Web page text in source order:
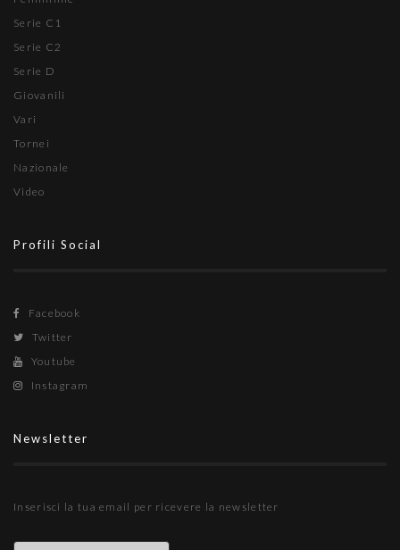
Serie C1
Serie C2
Serie D
Giovanili
Vari
Tornei
Nazionale
Video
Profili Social
Facebook
Twitter
Youtube
Instagram
Newsletter
Inserisci la tua email per ricevere la newsletter